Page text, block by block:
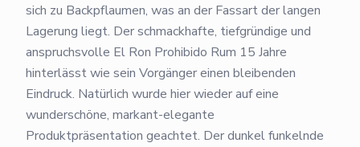
sich zu Backpflaumen, was an der Fassart der langen
Lagerung liegt. Der schmackhafte, tiefgründige und
anspruchsvolle El Ron Prohibido Rum 15 Jahre
hinterlässt wie sein Vorgänger einen bleibenden
Eindruck. Natürlich wurde hier wieder auf eine
wunderschöne, markant-elegante
Produktpräsentation geachtet. Der dunkel funkelnde